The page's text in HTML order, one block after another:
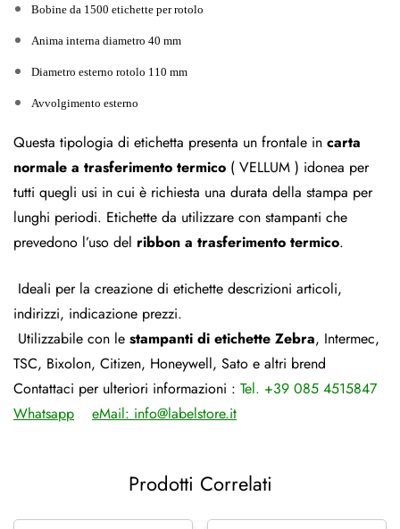
Bobine da 1500 etichette per rotolo
Anima interna diametro 40 mm
Diametro esterno rotolo 110 mm
Avvolgimento esterno
Questa tipologia di etichetta presenta un frontale in carta
normale a trasferimento termico ( VELLUM ) idonea per
tutti quegli usi in cui è richiesta una durata della stampa per
lunghi periodi. Etichette da utilizzare con stampanti che
prevedono l’uso del ribbon a trasferimento termico.
Ideali per la creazione di etichette descrizioni articoli,
indirizzi, indicazione prezzi.
Utilizzabile con le stampanti di etichette Zebra, Intermec,
TSC, Bixolon, Citizen, Honeywell, Sato e altri brend
Contattaci per ulteriori informazioni : Tel. +39 085 4515847
Whatsapp
eMail: info@labelstore.it
Prodotti Correlati